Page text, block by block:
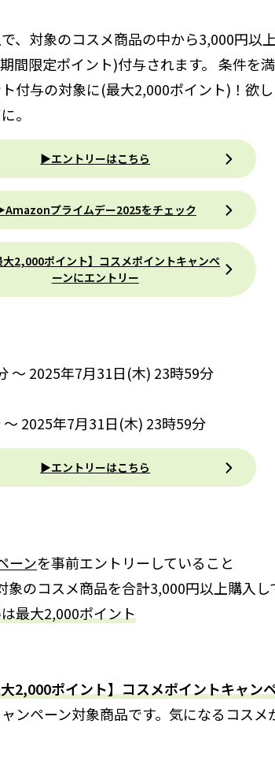
、対象のコスメ商品の中から3,000円以上
間限定ポイント)付与されます。 条件を
付与の対象に(最大2,000ポイント)！欲
。
▶エントリーはこちら
プライムデー2025をチェック
2,000ポイント】コスメポイントキャンペ
ーンにエントリー
～ 2025年7月31日(木) 23時59分
2025年7月31日(木) 23時59分
▶エントリーはこちら
ーンを事前エントリーしていること
のコスメ商品を合計3,000円以上購入し
最大2,000ポイント
大2,000ポイント】コスメポイントキャン
ンペーン対象商品です。気になるコスメ